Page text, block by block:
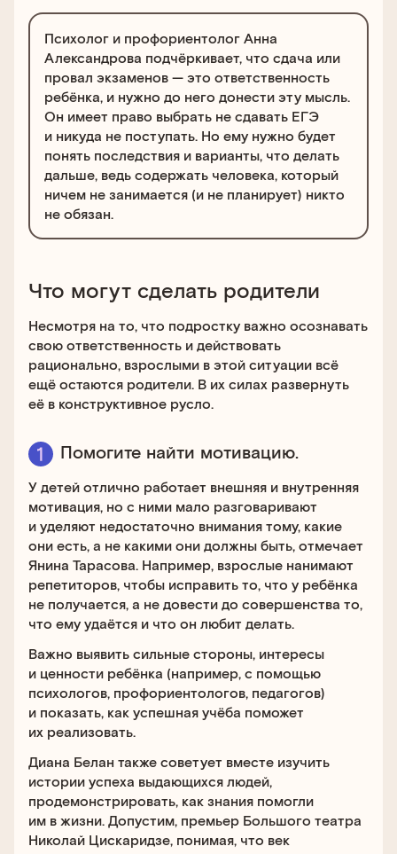
Психолог и профориентолог Анна
Александрова подчёркивает, что сдача или
провал экзаменов — это ответственность
ребёнка, и нужно до него донести эту мысль.
Он имеет право выбрать не сдавать ЕГЭ
и никуда не поступать. Но ему нужно будет
понять последствия и варианты, что делать
дальше, ведь содержать человека, который
ничем не занимается (и не планирует) никто
не обязан.
Что могут сделать родители
Несмотря на то, что подростку важно осознавать
свою ответственность и действовать
рационально, взрослыми в этой ситуации всё
ещё остаются родители. В их силах развернуть
её в конструктивное русло.
Помогите найти мотивацию.
У детей отлично работает внешняя и внутренняя
мотивация, но с ними мало разговаривают
и уделяют недостаточно внимания тому, какие
они есть, а не какими они должны быть, отмечает
Янина Тарасова. Например, взрослые нанимают
репетиторов, чтобы исправить то, что у ребёнка
не получается, а не довести до совершенства то,
что ему удаётся и что он любит делать.
Важно выявить сильные стороны, интересы
и ценности ребёнка (например, с помощью
психологов, профориентологов, педагогов)
и показать, как успешная учёба поможет
их реализовать.
Диана Белан также советует вместе изучить
истории успеха выдающихся людей,
продемонстрировать, как знания помогли
им в жизни. Допустим, премьер Большого театра
Николай Цискаридзе, понимая, что век